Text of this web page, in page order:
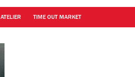
ATELIER TIME OUT MARKET